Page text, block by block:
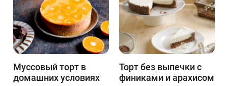
Муссовый торт в
домашних условиях
Торт без выпечки с
финиками и арахисом